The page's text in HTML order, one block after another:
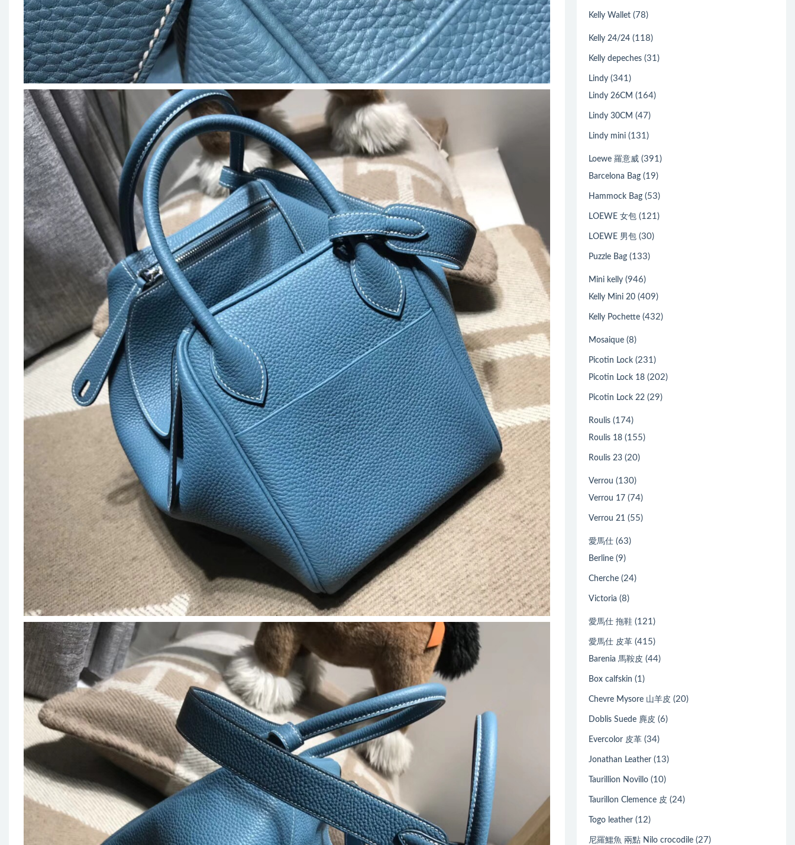
Kelly Wallet (78)
Kelly 24/24 (118)
Kelly depeches (31)
Lindy (341)
Lindy 26CM (164)
Lindy 30CM (47)
Lindy mini (131)
Loewe 羅意威 (391)
Barcelona Bag (19)
Hammock Bag (53)
LOEWE 女包 (121)
LOEWE 男包 (30)
Puzzle Bag (133)
Mini kelly (946)
Kelly Mini 20 (409)
Kelly Pochette (432)
Mosaique (8)
Picotin Lock (231)
Picotin Lock 18 (202)
Picotin Lock 22 (29)
Roulis (174)
Roulis 18 (155)
Roulis 23 (20)
Verrou (130)
Verrou 17 (74)
Verrou 21 (55)
愛馬仕 (63)
Berline (9)
Cherche (24)
Victoria (8)
愛馬仕 拖鞋 (121)
愛馬仕 皮革 (415)
Barenia 馬鞍皮 (44)
Box calfskin (1)
Chevre Mysore 山羊皮 (20)
Doblis Suede 麂皮 (6)
Evercolor 皮革 (34)
Jonathan Leather (13)
Taurillion Novillo (10)
Taurillon Clemence 皮 (24)
Togo leather (12)
尼羅鱷魚 兩點 Nilo crocodile (27)